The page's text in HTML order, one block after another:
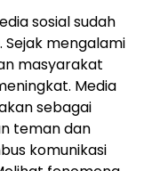
sosial sudah
Sejak mengalami
masyarakat
Media
sebagai
teman dan
komunikasi